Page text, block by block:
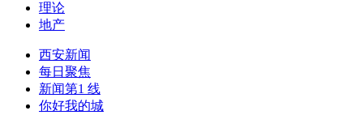
理论
地产
西安新闻
每日聚焦
新闻第1 线
你好我的城